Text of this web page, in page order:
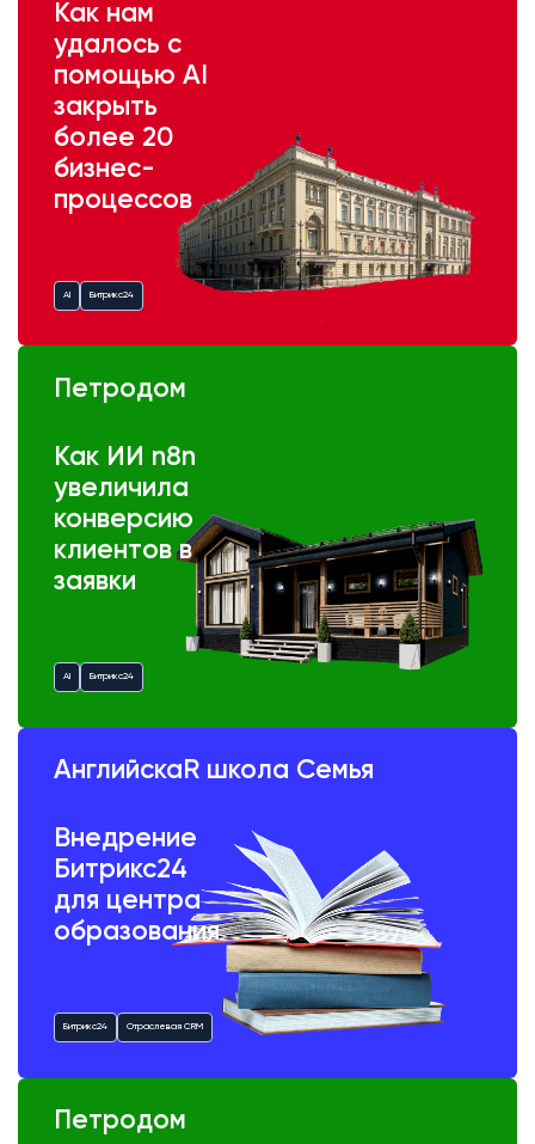
Как нам
удалось с
помощью AI
закрыть
более 20
бизнес-
процессов
AI Битрикс24
Петродом
Как ИИ n8n
увеличила
конверсию
клиентов в
заявки
AI Битрикс24
АнглийскаR школа Семья
Внедрение
Битрикс24
для центра
образования
Битрикс24 Отраслевая CRM
Петродом